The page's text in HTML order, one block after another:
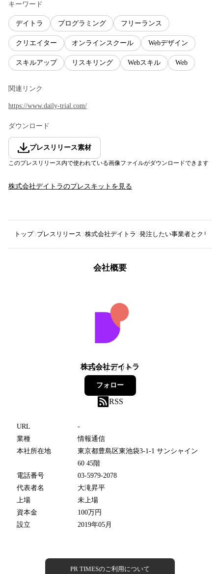
キーワード
デイトラ プログラミング フリーランス
クリエイター オンラインスクール Webデザイン
スキルアップ リスキリング Webスキル Web
関連リンク
https://www.daily-trial.com/
ダウンロード
プレスリリース素材
このプレスリリース内で使われている画像ファイルがダウンロードできます
株式会社デイトラのプレスキットを見る
トップ プレスリリース 株式会社デイトラ 発注したい事業者とクリエ
会社概要
株式会社デイトラ
12フォロワー
フォロー
RSS
URL
-
業種
情報通信
本社所在地
東京都豊島区東池袋3-1-1 サンシャイン
60 45階
電話番号
03-5979-2078
代表者名
大滝昇平
上場
未上場
資本金
100万円
設立
2019年05月
PR TIMESのご利用について